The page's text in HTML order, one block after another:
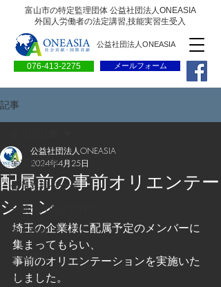
富山市の特定監理団体 公益社団法人ONEASIA
外国人労働者の法定講習,技能実習生受入
076-413-2275
公益社団法人ONEASIA
メールフォーム
記事
全ての記事
会員専用ページ
一般の方向けブログ
求人情報
求職情報
プレリリース
配属前の事前オリエンテー
ション
公益社団法人ONEASIA
2024年4月25日
埼玉の企業様に配属予定のメンバーに
集まってもらい、
事前のオリエンテーションを実施いた
しました。